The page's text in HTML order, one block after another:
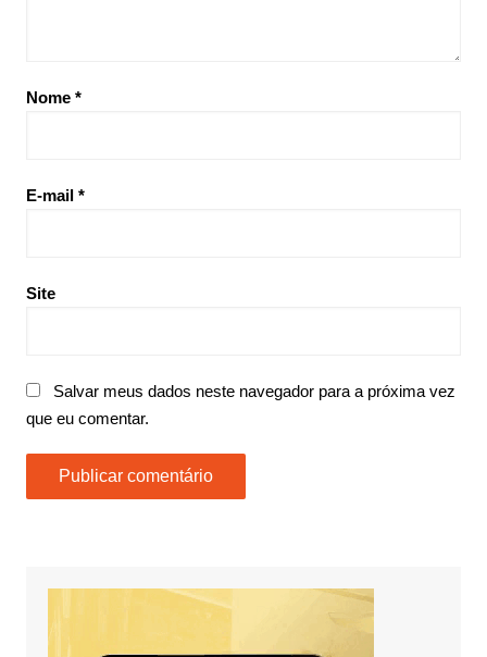
Nome *
E-mail *
Site
Salvar meus dados neste navegador para a próxima vez
que eu comentar.